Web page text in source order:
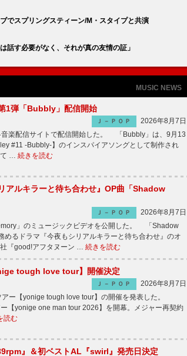
でスプリングスティーン/M・スタイプと共演
話す必要がなく、それが真の友情の証」
MUSIC NEWS
1弾「Bubbly」配信開始
Ｊ－ＰＯＰ
2026年8月7日
楽配信サイトで配信開始した。 「Bubbly」は、9月13
#11 -Bubbly-】のインスパイアソングとして制作され
て … 続きを読む
アルキラーと待ち合わせ』OP曲「Shadow
Ｊ－ＰＯＰ
2026年8月7日
」のミュージックビデオを公開した。 「Shadow
めるドラマ『今夜もシリアルキラーと待ち合わせ』のオ
『good!アフタヌーン … 続きを読む
tough love tour】開催決定
Ｊ－ＰＯＰ
2026年8月7日
ー【yonige tough love tour】の開催を発表した。
【yonige one man tour 2026】を開幕。メジャー再契約
読む
』＆初ベストAL『swirl』発売日決定